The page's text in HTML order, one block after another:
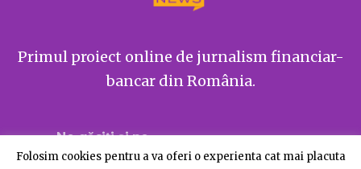
Primul proiect online de jurnalism financiar-
bancar din România.
Ne găsiți și pe
Folosim cookies pentru a va oferi o experienta cat mai placuta